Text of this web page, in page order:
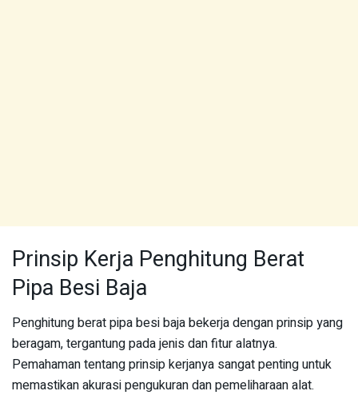
Prinsip Kerja Penghitung Berat
Pipa Besi Baja
Penghitung berat pipa besi baja bekerja dengan prinsip yang
beragam, tergantung pada jenis dan fitur alatnya.
Pemahaman tentang prinsip kerjanya sangat penting untuk
memastikan akurasi pengukuran dan pemeliharaan alat.